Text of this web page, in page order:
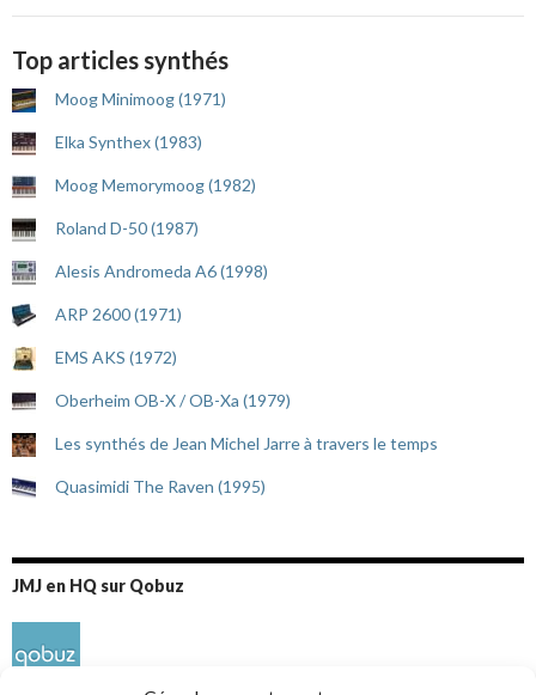
Top articles synthés
Moog Minimoog (1971)
Elka Synthex (1983)
Moog Memorymoog (1982)
Roland D-50 (1987)
Alesis Andromeda A6 (1998)
ARP 2600 (1971)
EMS AKS (1972)
Oberheim OB-X / OB-Xa (1979)
Les synthés de Jean Michel Jarre à travers le temps
Quasimidi The Raven (1995)
JMJ en HQ sur Qobuz